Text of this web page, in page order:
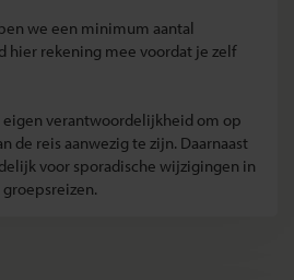
we een minimum aantal
hier rekening mee voordat je zelf
verantwoordelijkheid om op
de reis aanwezig te zijn. Daarnaast
voor sporadische wijzigingen in